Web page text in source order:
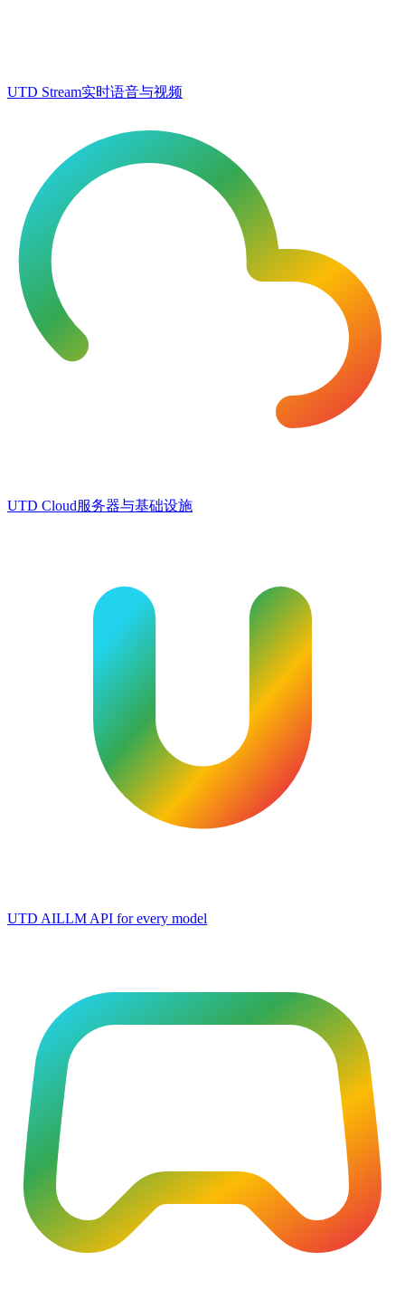
UTD Stream实时语音与视频
UTD Cloud服务器与基础设施
UTD AILLM API for every model